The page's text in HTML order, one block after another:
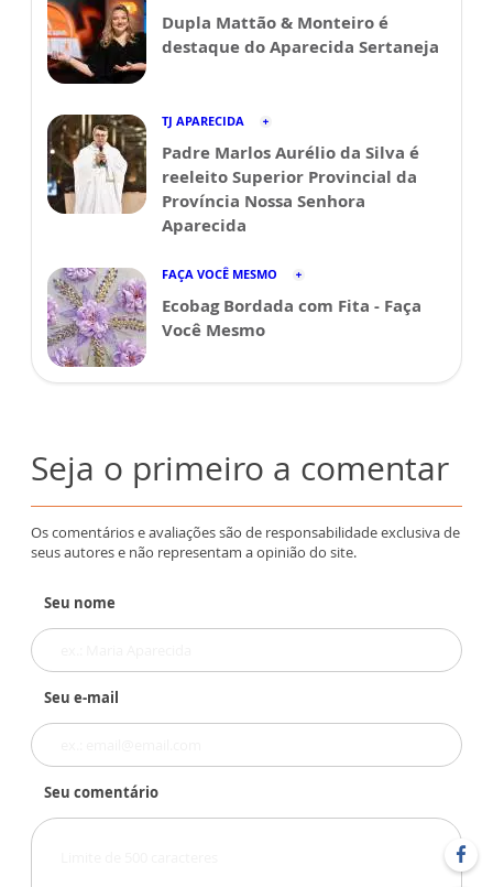
Dupla Mattão & Monteiro é
destaque do Aparecida Sertaneja
TJ APARECIDA
Padre Marlos Aurélio da Silva é
reeleito Superior Provincial da
Província Nossa Senhora
Aparecida
FAÇA VOCÊ MESMO
Ecobag Bordada com Fita - Faça
Você Mesmo
Seja o primeiro a comentar
Os comentários e avaliações são de responsabilidade exclusiva de
seus autores e não representam a opinião do site.
Seu nome
Seu e-mail
Seu comentário